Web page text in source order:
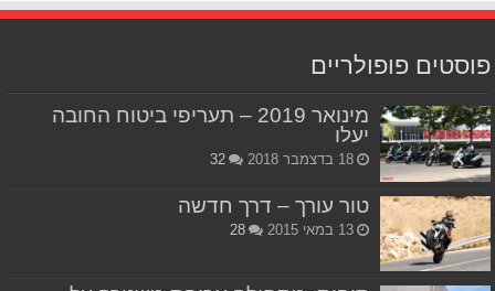
פוסטים פופולריים
מינואר 2019 – תעריפי ביטוח החובה
יעלו
18 בדצמבר 2018 32
טור עורך – דרך חדשה
13 במאי 2015 28